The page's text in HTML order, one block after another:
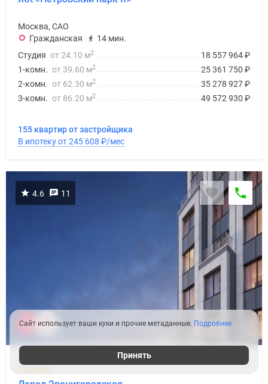
Москва, САО
Гражданская
14 мин.
18 557 964₽
Студия от 24.10 м2
25 361 750 ₽
1-комн. от 39.60 м2
35 278 927₽
2-комн. от 62.30 м2
49 572 930 ₽
3-комн. от 86.20 м2
155 квартир от застройщика
В ипотеку от 245 608 ₽/мес
4.6 11
Застройщик Level Group (Левел Групп)
Сайт использует ваши куки и прочие метаданные. Подробнее
Принять